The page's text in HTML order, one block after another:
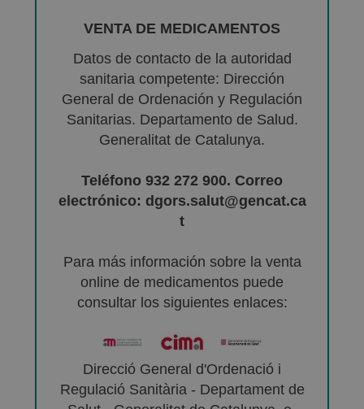
VENTA DE MEDICAMENTOS
Datos de contacto de la autoridad
sanitaria competente: Dirección
General de Ordenación y Regulación
Sanitarias. Departamento de Salud.
Generalitat de Catalunya.
Teléfono 932 272 900. Correo
electrónico: dgors.salut@gencat.ca
t
Para más información sobre la venta
online de medicamentos puede
consultar los siguientes enlaces:
Direcció General d'Ordenació i
Regulació Sanitària - Departament de